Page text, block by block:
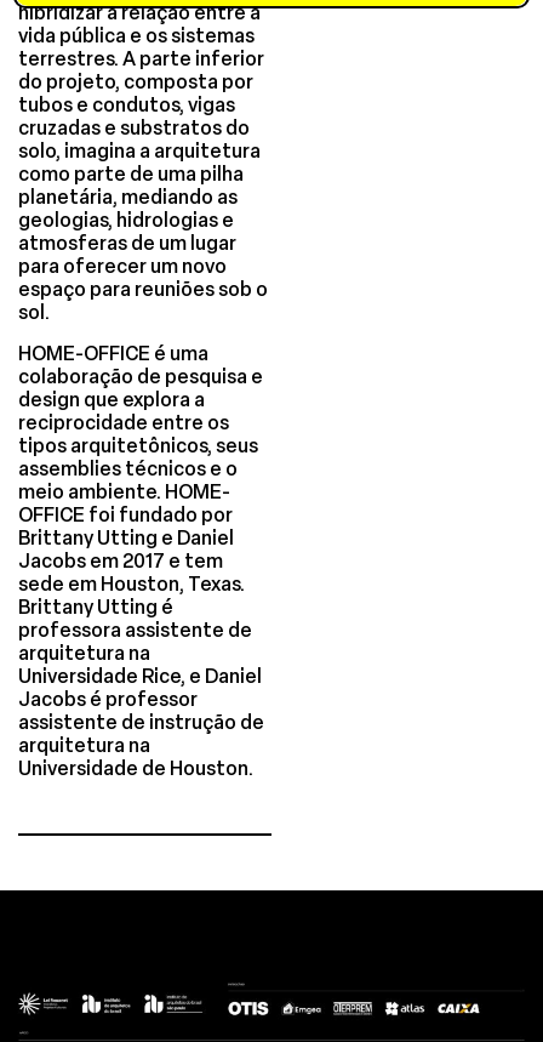
hibridizar a relação entre a
vida pública e os sistemas
terrestres. A parte inferior
do projeto, composta por
tubos e condutos, vigas
cruzadas e substratos do
solo, imagina a arquitetura
como parte de uma pilha
planetária, mediando as
geologias, hidrologias e
atmosferas de um lugar
para oferecer um novo
espaço para reuniões sob o
sol.
HOME-OFFICE é uma
colaboração de pesquisa e
design que explora a
reciprocidade entre os
tipos arquitetônicos, seus
assemblies técnicos e o
meio ambiente. HOME-
OFFICE foi fundado por
Brittany Utting e Daniel
Jacobs em 2017 e tem
sede em Houston, Texas.
Brittany Utting é
professora assistente de
arquitetura na
Universidade Rice, e Daniel
Jacobs é professor
assistente de instrução de
arquitetura na
Universidade de Houston.